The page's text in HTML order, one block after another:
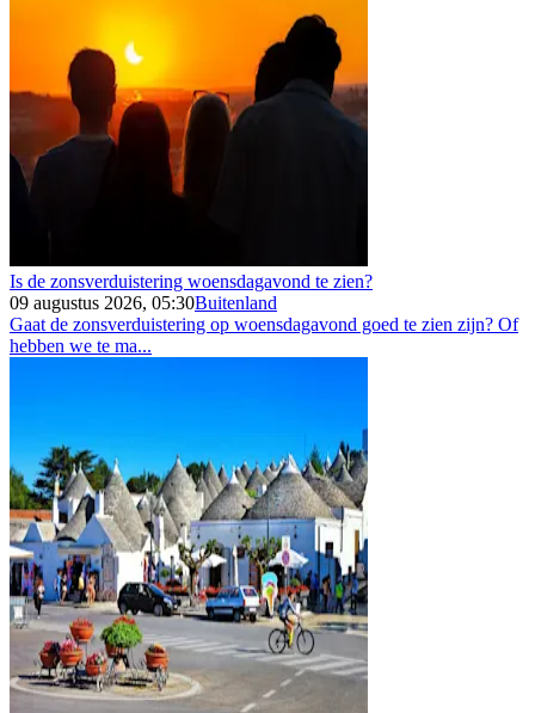
Is de zonsverduistering woensdagavond te zien?
09 augustus 2026, 05:30Buitenland
Gaat de zonsverduistering op woensdagavond goed te zien zijn? Of
hebben we te ma...